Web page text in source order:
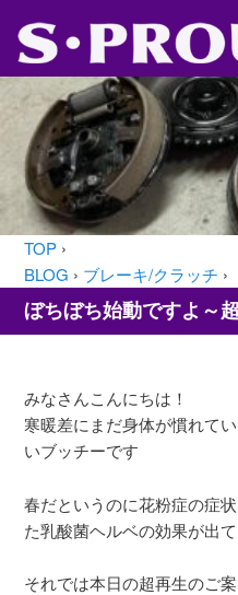
TOP ›
BLOG › ブレーキ/クラッチ ›
ぼちぼち始動ですよ～
みなさんこんにちは！
寒暖差にまだ身体が慣れて
いブッチーです
春だというのに花粉症の症
た乳酸菌ヘルベの効果が出
それでは本日の超再生のご